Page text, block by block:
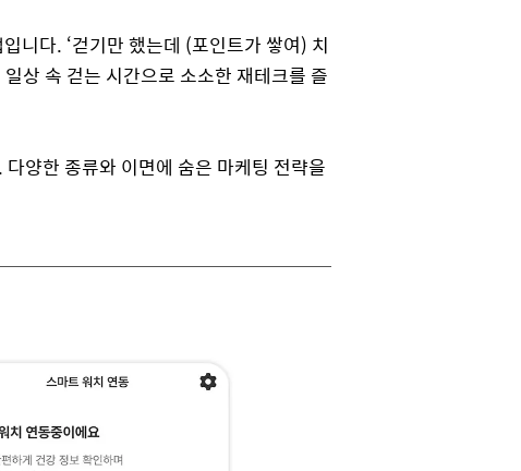
니다. ‘걷기만 했는데 (포인트가 쌓여) 치
상 속 걷는 시간으로 소소한 재테크를 즐
양한 종류와 이면에 숨은 마케팅 전략을